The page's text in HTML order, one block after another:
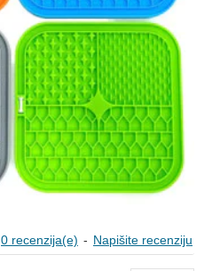
0 recenzija(e) - Napišite recenziju